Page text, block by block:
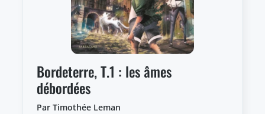
Bordeterre, T.1 : les âmes
débordées
Par Timothée Leman